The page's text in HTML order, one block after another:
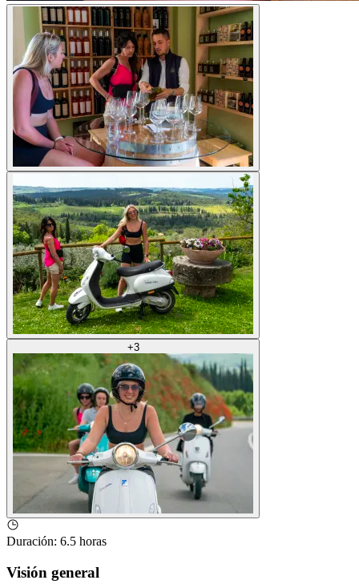
+3
Duración: 6.5 horas
Visión general